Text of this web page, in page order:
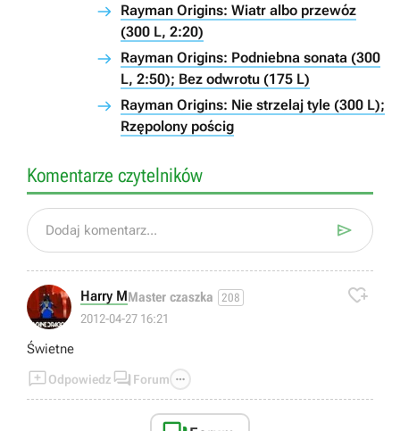
Rayman Origins: Wiatr albo przewóz
(300 L, 2:20)
Rayman Origins: Podniebna sonata (300
L, 2:50); Bez odwrotu (175 L)
Rayman Origins: Nie strzelaj tyle (300 L);
Rzępolony pościg
Komentarze czytelników
Dodaj komentarz... 
Harry MMaster czaszka 208
2012-04-27 16:21

Świetne
Odpowiedz  Forum 